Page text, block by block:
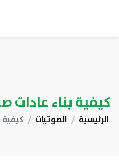
كيفية بناء عادات
الرئيسية الصوتيات كيفية